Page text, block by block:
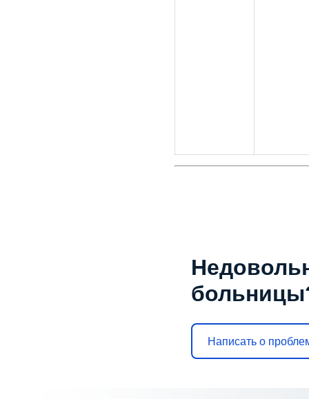
Написать о